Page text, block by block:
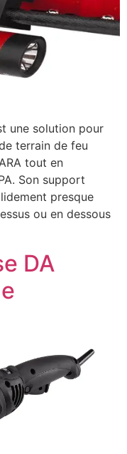
une solution pour
terrain de feu
tout en
Son support
presque
ou en dessous
DA